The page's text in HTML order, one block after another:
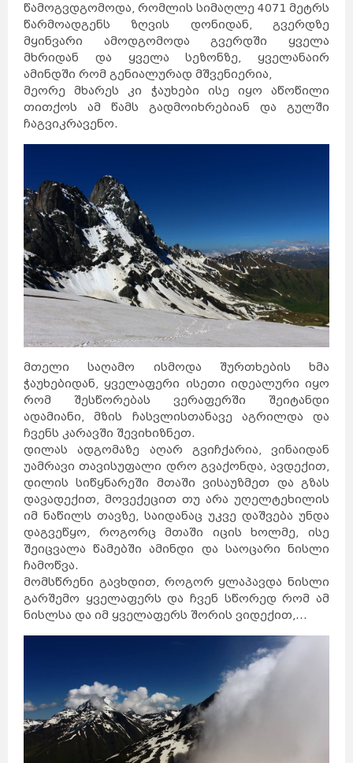
წამოგვდგომოდა, რომლის სიმაღლე 4071 მეტრს
წარმოადგენს ზღვის დონიდან, გვერდზე
მყინვარი ამოდგომოდა გვერდში ყველა
მხრიდან და ყველა სეზონზე, ყველანაირ
ამინდში რომ გენიალურად მშვენიერია,
მეორე მხარეს კი ჭაუხები ისე იყო აწოწილი
თითქოს ამ წამს გადმოიხრებიან და გულში
ჩაგვიკრავენო.
მთელი საღამო ისმოდა შურთხების ხმა
ჭაუხებიდან, ყველაფერი ისეთი იდეალური იყო
რომ შესწორებას ვერაფერში შეიტანდი
ადამიანი, მზის ჩასვლისთანავე აგრილდა და
ჩვენს კარავში შევიხიზნეთ.
დილას ადგომაზე აღარ გვიჩქარია, ვინაიდან
უამრავი თავისუფალი დრო გვაქონდა, ავდექით,
დილის სიწყნარეში მთაში ვისაუზმეთ და გზას
დავადექით, მოვექეცით თუ არა უღელტეხილის
იმ ნაწილს თავზე, საიდანაც უკვე დაშვება უნდა
დაგვეწყო, როგორც მთაში იცის ხოლმე, ისე
შეიცვალა წამებში ამინდი და საოცარი ნისლი
ჩამოწვა.
მომსწრენი გავხდით, როგორ ყლაპავდა ნისლი
გარშემო ყველაფერს და ჩვენ სწორედ რომ ამ
ნისლსა და იმ ყველაფერს შორის ვიდექით,...